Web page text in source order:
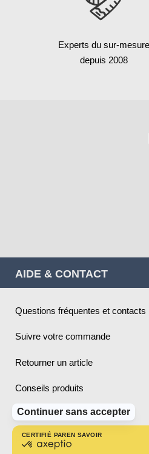
CERTIFIÉ PAREN SAVOIR PLUS SUR
certifié
Continuer sans accepter
Experts du sur-mesure
depuis 2008
AIDE & CONTACT
Questions fréquentes et contacts
Suivre votre commande
Retourner un article
Conseils produits
Infos pratiques
Plan du site